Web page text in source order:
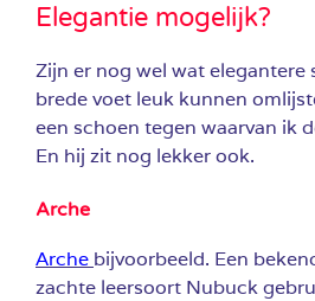
Elegantie mogelijk?
Zijn er nog wel wat elegantere
brede voet leuk kunnen
een schoen tegen waarvan ik
En hij zit nog lekker ook.
Arche
Arche bijvoorbeeld. Een
zachte leersoort Nubuck